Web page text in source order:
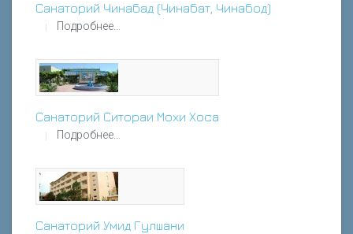
Санаторий Чинабад (Чинабат, Чинабод)
Подробнее...
Санаторий Ситораи Мохи Хоса
Подробнее...
Санаторий Умид Гулшани